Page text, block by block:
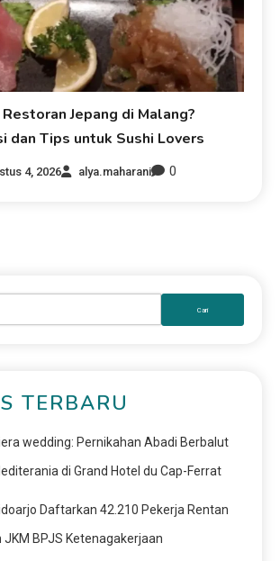
Jepang di Malang?
dan Tips untuk Sushi Lovers
4, 2026 alya.maharani 0
TERBARU
wedding: Pernikahan Abadi Berbalut
di Grand Hotel du Cap-Ferrat
Daftarkan 42.210 Pekerja Rentan
JKM BPJS Ketenagakerjaan